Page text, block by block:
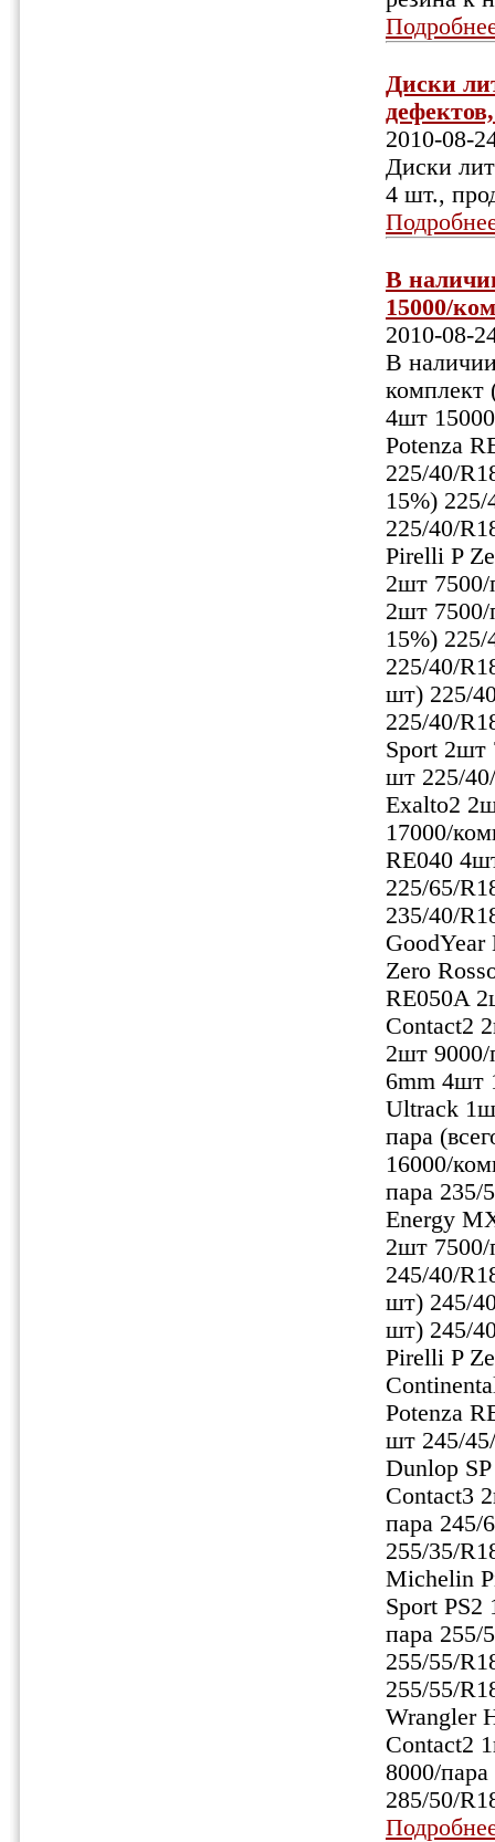
Диски
2010-08-
Диски
4 шт.,
В
15000/
2010-08-
В
комплект
4шт
Potenza
225/40/
15%)
225/40/
Pirelli P
2шт 7500/
2шт 7500/
15%)
225/40/
шт) 225/
225/40/
Sport 2шт
шт 225/
Exalto2
17000/
RE040
225/65/
235/40/
Zero
RE050A
Contact2
2шт 9000/
6mm 4шт
Ultrack
пара
16000/
пара 235/
Energy
2шт 7500/
245/40/
шт) 245/
шт) 245/
Pirelli P
Potenza
шт 245/
Dunlop
Contact3
пара 245/
255/35/
Michelin
Sport
пара 255/
255/55/
255/55/
Wrangler
Contact2
8000/
285/50/